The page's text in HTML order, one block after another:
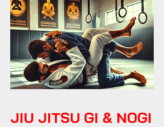
JIU JITSU GI & NOGI